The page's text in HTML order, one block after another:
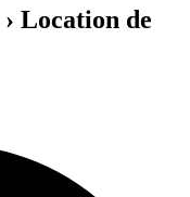
› Location de